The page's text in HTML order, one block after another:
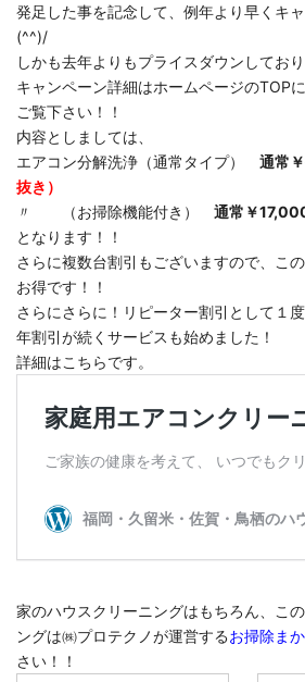
発足した事を記念して、例年より早くキ
(^^)/
しかも去年よりもプライスダウンしており
キャンペーン詳細はホームページのTOP
ご覧下さい！！
内容としましては、
エアコン分解洗浄（通常タイプ） 通常￥
抜き）
〃 （お掃除機能付き） 通常￥
となります！！
さらに複数台割引もございますので、こ
お得です！！
さらにさらに！リピーター割引として１
年割引が続くサービスも始めました！
詳細はこちらです。
家のハウスクリーニングはもちろん、こ
ングは㈱プロテクノが運営するお掃除ま
さい！！